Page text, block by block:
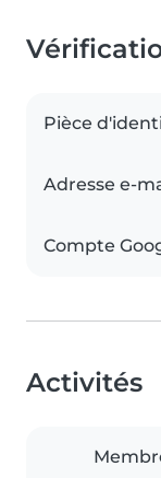
Pièce
Adresse e-
Compte
Activités